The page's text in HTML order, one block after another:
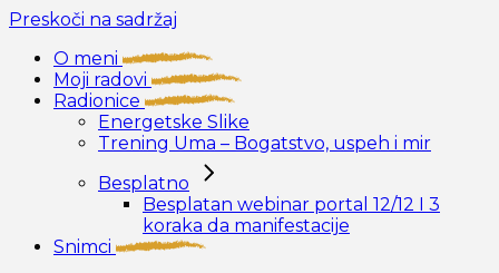
Preskoči na sadržaj
O meni
Moji radovi
Radionice
Energetske Slike
Trening Uma – Bogatstvo, uspeh i mir
Besplatno
Besplatan webinar portal 12/12 I 3
koraka da manifestacije
Snimci